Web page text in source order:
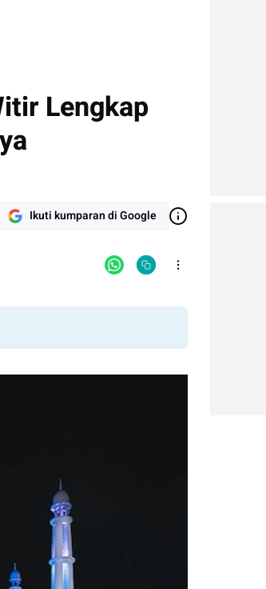
Lengkap
Ikuti kumparan di Google